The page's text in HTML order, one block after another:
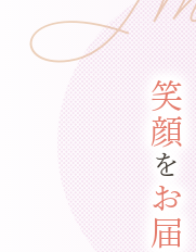
笑顔
を